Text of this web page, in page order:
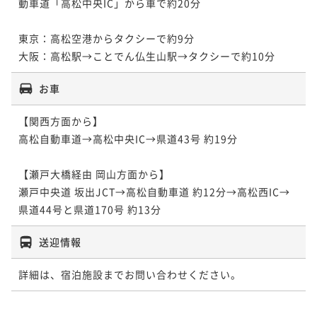
東京：高松空港からタクシーで約9分
大阪：高松駅→ことでん仏生山駅→タクシーで約10分
お車
【関西方面から】
高松自動車道→高松中央IC→県道43号 約19分
【瀬戸大橋経由 岡山方面から】
瀬戸中央道 坂出JCT→高松自動車道 約12分→高松西IC→
送迎情報
詳細は、宿泊施設までお問い合わせください。